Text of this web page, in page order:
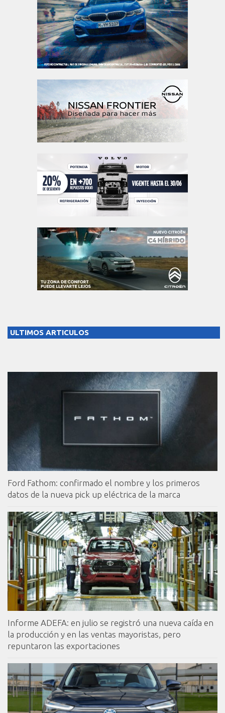
ULTIMOS ARTICULOS
Ford Fathom: confirmado el nombre y los primeros
datos de la nueva pick up eléctrica de la marca
Informe ADEFA: en julio se registró una nueva caída en
la producción y en las ventas mayoristas, pero
repuntaron las exportaciones